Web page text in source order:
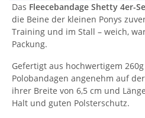
Das Fleecebandage Shetty 4er-
die Beine der kleinen Ponys
Training und im Stall – weich,
Packung.
Gefertigt aus hochwertigem
Polobandagen angenehm auf
ihrer Breite von 6,5 cm und
Halt und guten Polsterschutz.